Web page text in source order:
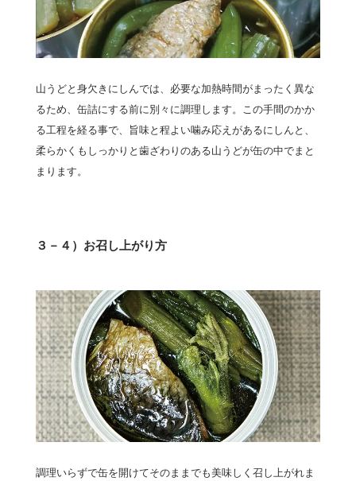
山うどと身欠きにしんでは、必要な加熱時間がまったく異な
るため、缶詰にする前に別々に調理します。この手間のかか
る工程を経る事で、旨味と程よい噛み応えがあるにしんと、
柔らかくもしっかりと歯ざわりのある山うどが缶の中でまと
まります。
３－４）お召し上がり方
調理いらずで缶を開けてそのままでも美味しく召し上がれま